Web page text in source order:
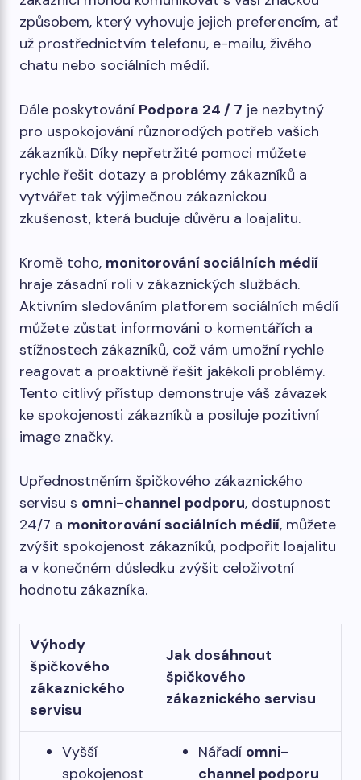
způsobem, který vyhovuje jejich preferencím, ať
už prostřednictvím telefonu, e-mailu, živého
chatu nebo sociálních médií.
Dále poskytování Podpora 24 / 7 je nezbytný
pro uspokojování různorodých potřeb vašich
zákazníků. Díky nepřetržité pomoci můžete
rychle řešit dotazy a problémy zákazníků a
vytvářet tak výjimečnou zákaznickou
zkušenost, která buduje důvěru a loajalitu.
Kromě toho, monitorování sociálních médií
hraje zásadní roli v zákaznických službách.
Aktivním sledováním platforem sociálních médií
můžete zůstat informováni o komentářích a
stížnostech zákazníků, což vám umožní rychle
reagovat a proaktivně řešit jakékoli problémy.
Tento citlivý přístup demonstruje váš závazek
ke spokojenosti zákazníků a posiluje pozitivní
image značky.
Upřednostněním špičkového zákaznického
servisu s omni-channel podporu, dostupnost
24/7 a monitorování sociálních médií, můžete
zvýšit spokojenost zákazníků, podpořit loajalitu
a v konečném důsledku zvýšit celoživotní
hodnotu zákazníka.
Výhody
špičkového
zákaznického
servisu
Jak dosáhnout
špičkového
zákaznického servisu
Vyšší
spokojenost
Nářadí omni-
channel podporu